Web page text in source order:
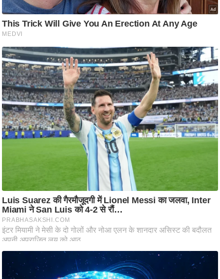
क्षा
ध
र्म
ज्यो
ति
ष
प्र
भु
म
हि
मा
र्म
स्थ
ल
व्र
त
र